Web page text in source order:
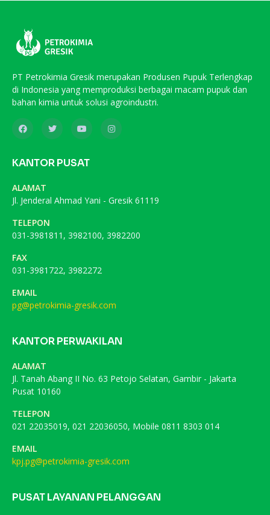
PT Petrokimia Gresik merupakan Produsen Pupuk Terlengkap
di Indonesia yang memproduksi berbagai macam pupuk dan
bahan kimia untuk solusi agroindustri.
KANTOR PUSAT
ALAMAT
Jl. Jenderal Ahmad Yani - Gresik 61119
TELEPON
031-3981811, 3982100, 3982200
FAX
031-3981722, 3982272
EMAIL
pg@petrokimia-gresik.com
KANTOR PERWAKILAN
ALAMAT
Jl. Tanah Abang II No. 63 Petojo Selatan, Gambir - Jakarta
Pusat 10160
TELEPON
021 22035019, 021 22036050, Mobile 0811 8303 014
EMAIL
kpj.pg@petrokimia-gresik.com
PUSAT LAYANAN PELANGGAN